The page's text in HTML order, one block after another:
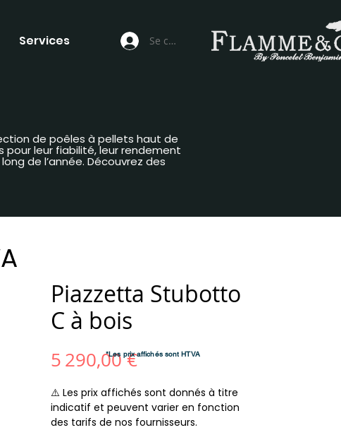
Services Se connecter
Piazzetta Stubotto
C à bois
5 290,00 €Prix
⚠️ Les prix affichés sont donnés à titre
indicatif et peuvent varier en fonction
des tarifs de nos fournisseurs.
de poêles à pellets haut de
leur fiabilité, leur rendement
de l’année. Découvrez des
*Les prix affichés sont HTVA